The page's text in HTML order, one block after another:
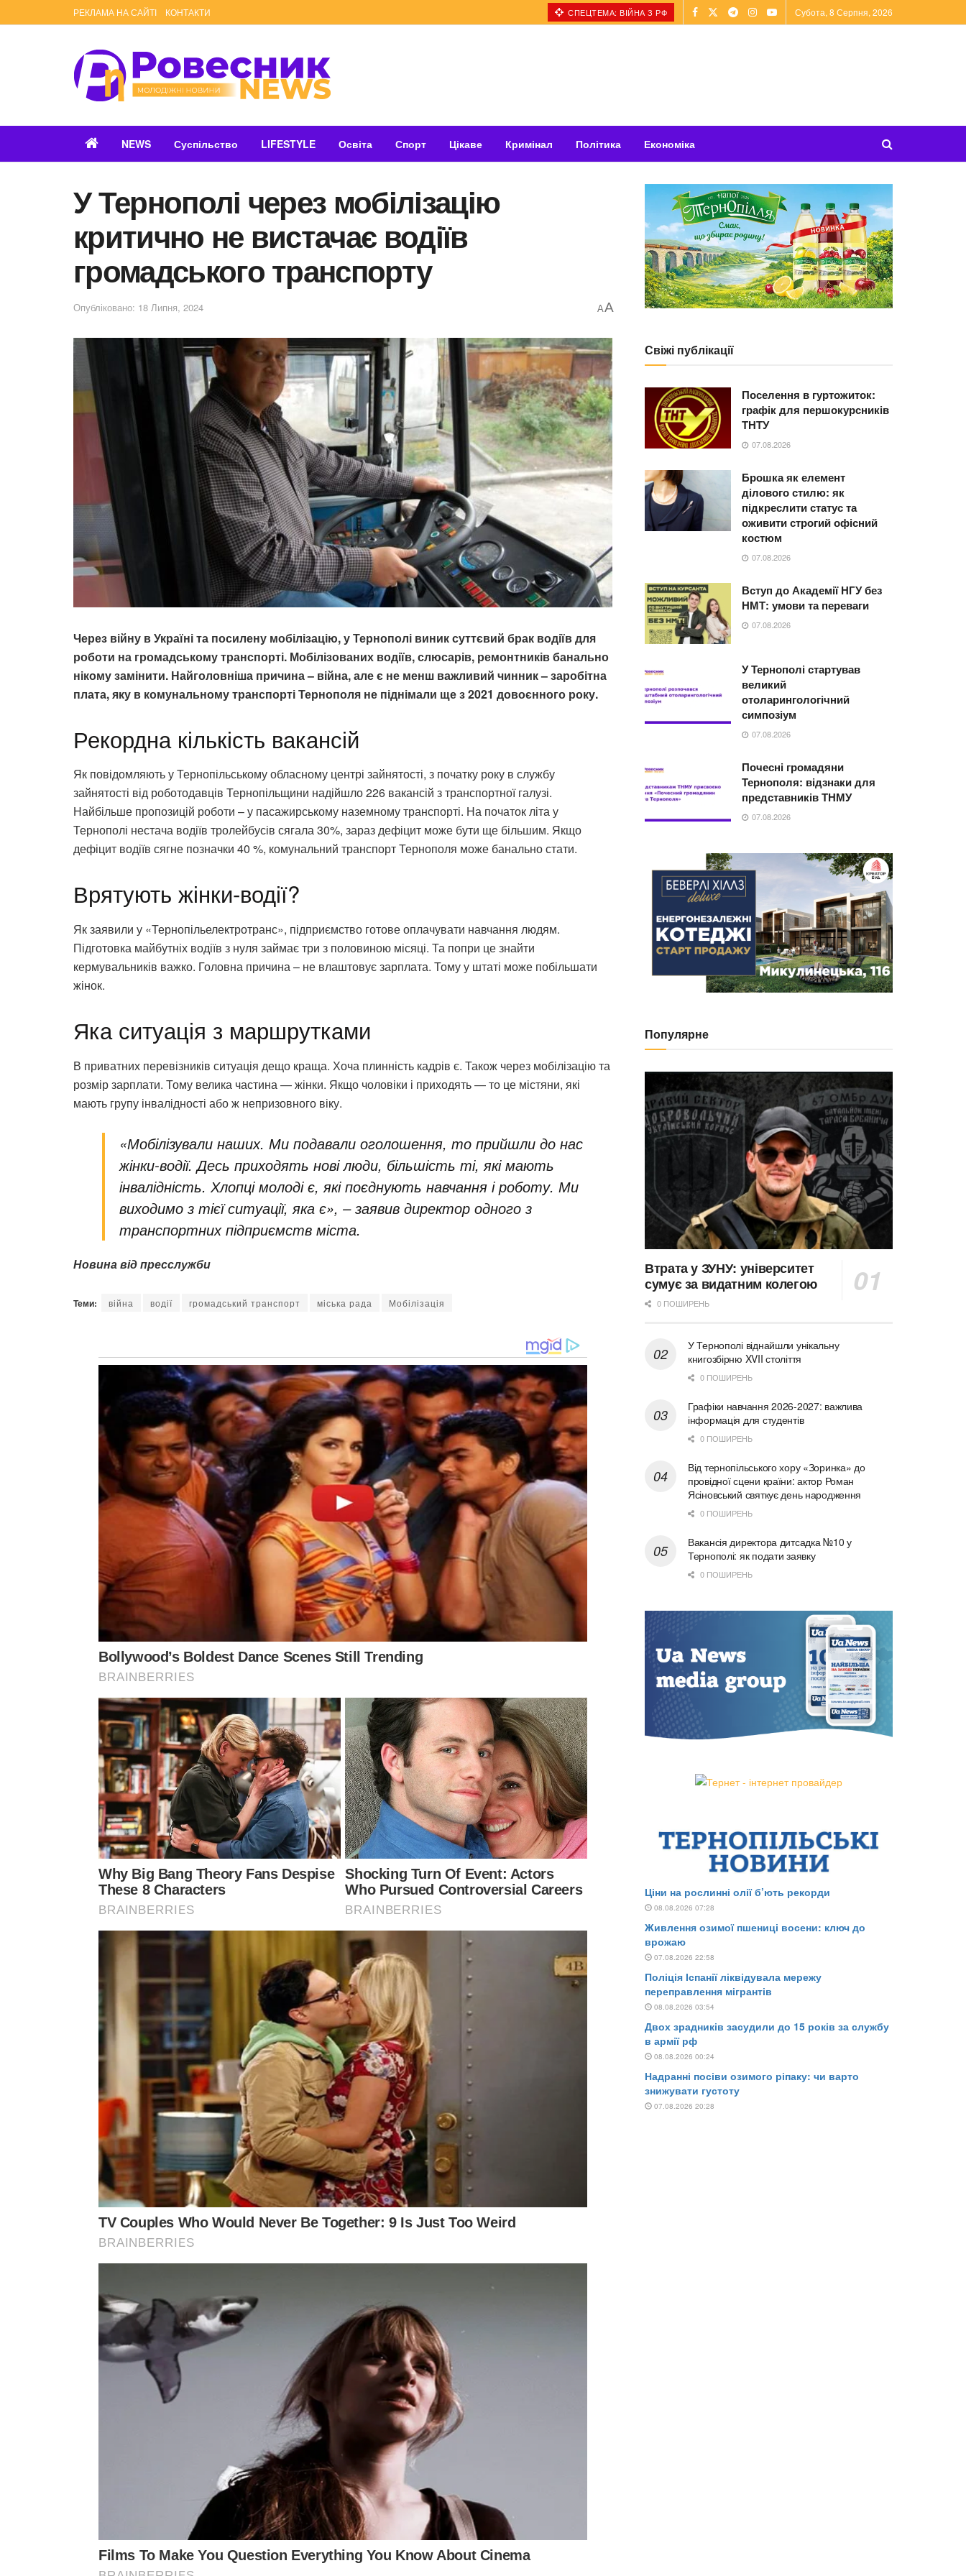
РЕКЛАМА НА САЙТІ КОНТАКТИ СПЕЦТЕМА: ВІЙНА З РФ Субота, 8 Серпня, 2026
NEWS Суспільство LIFESTYLE Освіта Спорт Цікаве Кримінал Політика Економіка
У Тернополі через мобілізацію
критично не вистачає водіїв
громадського транспорту
Опубліковано: 18 Липня, 2024 AA
Через війну в Україні та посилену мобілізацію, у Тернополі виник суттєвий брак водіїв для
роботи на громадському транспорті. Мобілізованих водіїв, слюсарів, ремонтників банально
нікому замінити. Найголовніша причина – війна, але є не менш важливий чинник – заробітна
плата, яку в комунальному транспорті Тернополя не піднімали ще з 2021 довоєнного року.
Рекордна кількість вакансій
Як повідомляють у Тернопільському обласному центрі зайнятості, з початку року в службу
зайнятості від роботодавців Тернопільщини надійшло 226 вакансій з транспортної галузі.
Найбільше пропозицій роботи – у пасажирському наземному транспорті. На початок літа у
Тернополі нестача водіїв тролейбусів сягала 30%, зараз дефіцит може бути ще більшим. Якщо
дефіцит водіїв сягне позначки 40 %, комунальний транспорт Тернополя може банально стати.
Врятують жінки-водії?
Як заявили у «Тернопільелектротранс», підприємство готовеоплачувати навчання людям.
Підготовка майбутніх водіїв з нуля займає три з половиною місяці. Та попри це знайти
кермувальників важко. Головна причина – не влаштовує зарплата. Тому у штаті може побільшати
жінок.
Яка ситуація з маршрутками
В приватних перевізників ситуація дещо краща. Хоча плинність кадрів є. Також через мобілізацію та
розмір зарплати. Тому велика частина — жінки. Якщо чоловіки і приходять — то це містяни, які
мають групу інвалідності або ж непризовного віку.
«Мобілізували наших. Ми подавали оголошення, то прийшли до нас
жінки-водії. Десь приходять нові люди, більшість ті, які мають
інвалідність. Хлопці молоді є, які поєднують навчання і роботу. Ми
виходимо з тієї ситуації, яка є», – заявив директор одного з
транспортних підприємств міста.
Новина від пресслужби
Теми: війна водії громадський транспорт міська рада Мобілізація
Свіжі публікації
Поселення в гуртожиток:
графік для першокурсників
ТНТУ
07.08.2026
Брошка як елемент
ділового стилю: як
підкреслити статус та
оживити строгий офісний
костюм
07.08.2026
Вступ до Академії НГУ без
НМТ: умови та переваги
07.08.2026
У Тернополі стартував
великий
отоларингологічний
симпозіум
07.08.2026
Почесні громадяни
Тернополя: відзнаки для
представників ТНМУ
07.08.2026
Популярне
Втрата у ЗУНУ: університет
сумує за видатним колегою
0 ПОШИРЕНЬ
У Тернополі віднайшли унікальну
книгозбірню XVII століття
0 ПОШИРЕНЬ
Графіки навчання 2026-2027: важлива
інформація для студентів
0 ПОШИРЕНЬ
Від тернопільського хору «Зоринка» до
провідної сцени країни: актор Роман
Ясіновський святкує день народження
0 ПОШИРЕНЬ
Вакансія директора дитсадка №10 у
Тернополі: як подати заявку
0 ПОШИРЕНЬ